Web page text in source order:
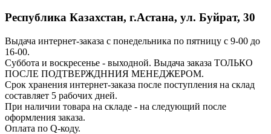
Республика Казахстан, г.Астана, ул. Буйрат, 30
Выдача интернет-заказа с понедельника по пятницу с 9-00 до
16-00.
Суббота и воскресенье - выходной. Выдача заказа ТОЛЬКО
ПОСЛЕ ПОДТВЕРЖДННИЯ МЕНЕДЖЕРОМ.
Срок хранения интернет-заказа после поступления на склад
составляет 5 рабочих дней.
При наличии товара на складе - на следующий после
оформления заказа.
Оплата по Q-коду.